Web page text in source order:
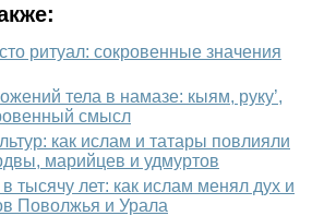
ритуал: сокровенные значения
тела в намазе: кыям, руку’,
смысл
как ислам и татары повлияли
марийцев и удмуртов
тысячу лет: как ислам менял дух и
Поволжья и Урала